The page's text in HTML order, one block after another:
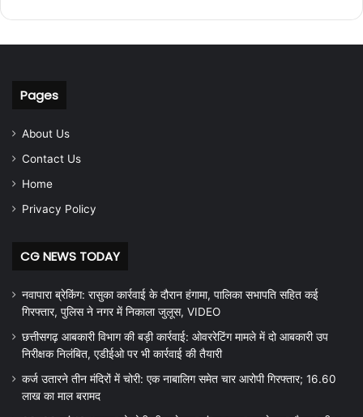
Pages
About Us
Contact Us
Home
Privacy Policy
CG NEWS TODAY
नवापारा ब्रेकिंग: रासुका कार्रवाई के दौरान हंगामा, पालिका सभापति सहित कई
गिरफ्तार, पुलिस ने नगर में निकाला जुलूस, VIDEO
छत्तीसगढ़ आबकारी विभाग की बड़ी कार्रवाई: ओवररेटिंग मामले में दो आबकारी उप
निरीक्षक निलंबित, एडीईओ पर भी कार्रवाई की तैयारी
कर्ज उतारने तीन मंदिरों में चोरी: एक नाबालिग समेत चार आरोपी गिरफ्तार; 16.60
लाख का माल बरामद